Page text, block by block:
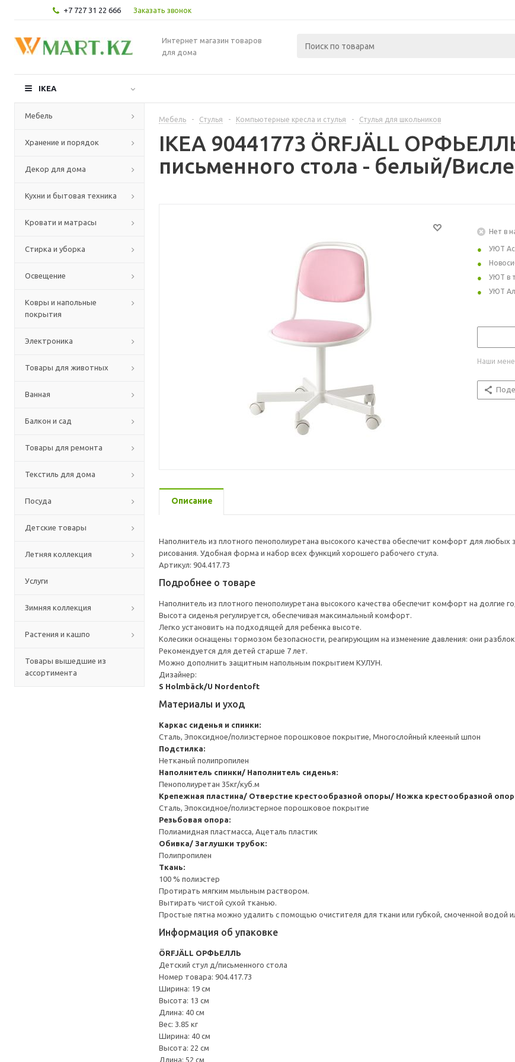
+7 727 31 22 666 Заказать звонок
Интернет магазин товаров
для дома
IKEA
Мебель
Хранение и порядок
Декор для дома
Кухни и бытовая техника
Кровати и матрасы
Стирка и уборка
Освещение
Ковры и напольные
покрытия
Электроника
Товары для животных
Ванная
Балкон и сад
Товары для ремонта
Текстиль для дома
Посуда
Детские товары
Летняя коллекция
Услуги
Зимняя коллекция
Растения и кашпо
Товары вышедшие из
ассортимента
Мебель - Стулья - Компьютерные кресла и стулья - Стулья для школьников
IKEA 90441773 ÖRFJÄLL
письменного стола - белый/
Нет в
УЮТ
УЮТ в
УЮТ
Наши
Описание
Наполнитель из плотного пенополиуретана высокого качества обеспечит комфорт для
рисования. Удобная форма и набор всех функций хорошего рабочего стула.
Артикул: 904.417.73
Подробнее о товаре
Наполнитель из плотного пенополиуретана высокого качества обеспечит комфорт на долгие
Высота сиденья регулируется, обеспечивая максимальный комфорт.
Легко установить на подходящей для ребенка высоте.
Колесики оснащены тормозом безопасности, реагирующим на изменение давления: они
Рекомендуется для детей старше 7 лет.
Можно дополнить защитным напольным покрытием КУЛУН.
Дизайнер:
S Holmbäck/U Nordentoft
Материалы и уход
Каркас сиденья и спинки:
Сталь, Эпоксидное/полиэстерное порошковое покрытие, Многослойный клееный шпон
Подстилка:
Нетканый полипропилен
Наполнитель спинки/ Наполнитель сиденья:
Пенополиуретан 35кг/куб.м
Крепежная пластина/ Отверстие крестообразной опоры/ Ножка крестообразной
Сталь, Эпоксидное/полиэстерное порошковое покрытие
Резьбовая опора:
Полиамидная пластмасса, Ацеталь пластик
Обивка/ Заглушки трубок:
Полипропилен
Ткань:
100 % полиэстер
Протирать мягким мыльным раствором.
Вытирать чистой сухой тканью.
Простые пятна можно удалить с помощью очистителя для ткани или губкой, смоченной водой
Информация об упаковке
ÖRFJÄLL ОРФЬЕЛЛЬ
Детский стул д/письменного стола
Номер товара: 904.417.73
Ширина: 19 см
Высота: 13 см
Длина: 40 см
Вес: 3.85 кг
Ширина: 40 см
Высота: 22 см
Длина: 52 см